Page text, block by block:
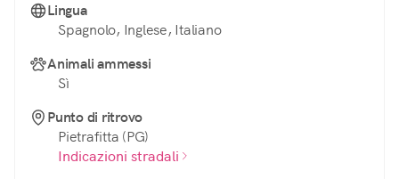
Lingua
Spagnolo, Inglese, Italiano
Animali ammessi
Sì
Punto di ritrovo
Pietrafitta (PG)
Indicazioni stradali